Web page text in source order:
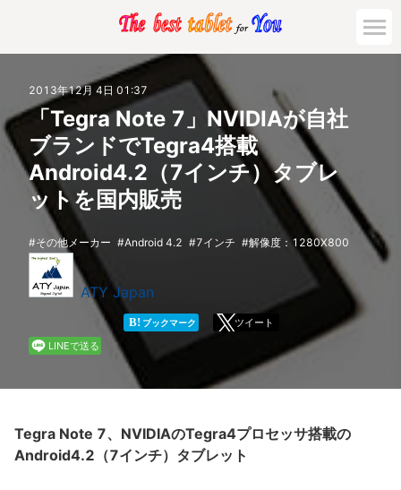
市場動向
活用対策と事例
主要機種の比較
2013年12月 4日 01:37
「Tegra Note 7」NVIDIAが自社
ブランドでTegra4搭載
Android4.2（7インチ）タブレ
ットを国内販売
その他メーカー Android 4.2 7インチ 解像度：1280X800
ATY Japan
B! ブックマーク
ツイート
LINEで送る
Tegra Note 7、NVIDIAのTegra4プロセッサ搭載の
Android4.2（7インチ）タブレット